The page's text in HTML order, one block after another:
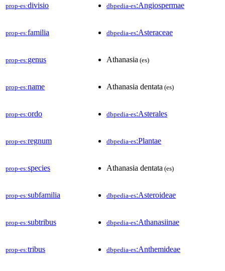
prop-es:divisio dbpedia-es:Angiospermae
prop-es:familia dbpedia-es:Asteraceae
prop-es:genus Athanasia (es)
prop-es:name Athanasia dentata (es)
prop-es:ordo dbpedia-es:Asterales
prop-es:regnum dbpedia-es:Plantae
prop-es:species Athanasia dentata (es)
prop-es:subfamilia dbpedia-es:Asteroideae
prop-es:subtribus dbpedia-es:Athanasiinae
prop-es:tribus dbpedia-es:Anthemideae